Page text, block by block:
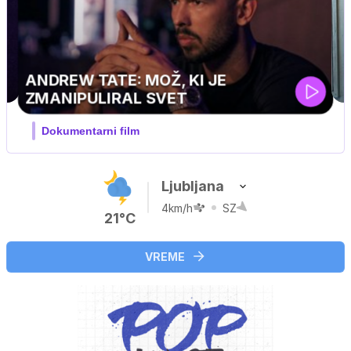
MOJ PRIJATELJ PINGVIN
Film meseca / družinski, pustolovski
21°C
Ljubljana
4km/h SZ
VREME